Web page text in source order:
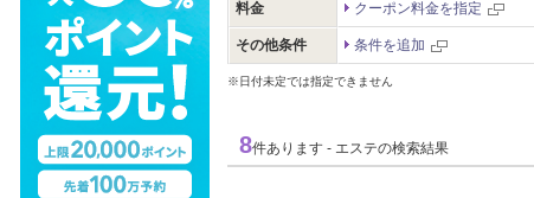
料金 クーポン料金を指定
その他条件 条件を追加
※日付未定では指定できません
8件あります - エステの検索結果